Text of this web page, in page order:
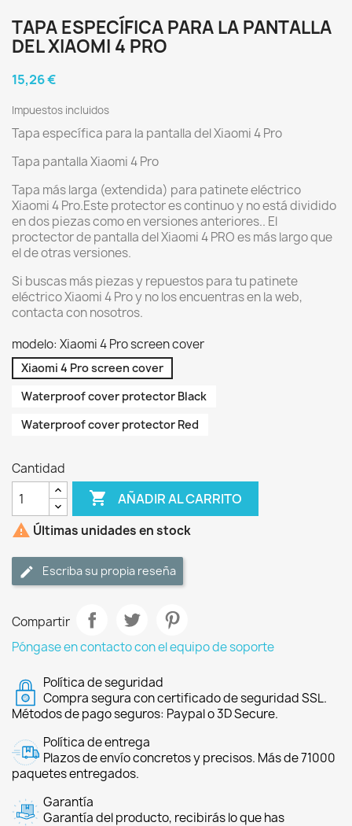
TAPA ESPECÍFICA PARA LA PANTALLA
DEL XIAOMI 4 PRO
15,26 €
Impuestos incluidos
Tapa específica para la pantalla del Xiaomi 4 Pro
Tapa pantalla Xiaomi 4 Pro
Tapa más larga (extendida) para patinete eléctrico
Xiaomi 4 Pro.Este protector es continuo y no está dividido
en dos piezas como en versiones anteriores.. El
proctector de pantalla del Xiaomi 4 PRO es más largo que
el de otras versiones.
Si buscas más piezas y repuestos para tu patinete
eléctrico Xiaomi 4 Pro y no los encuentras en la web,
contacta con nosotros.
modelo: Xiaomi 4 Pro screen cover
Xiaomi 4 Pro screen cover
Waterproof cover protector Black
Waterproof cover protector Red
Cantidad
 AÑADIR AL CARRITO
 Últimas unidades en stock
Escriba su propia reseña
Compartir
Póngase en contacto con el equipo de soporte
Política de seguridad
Compra segura con certificado de seguridad SSL.
Métodos de pago seguros: Paypal o 3D Secure.
Política de entrega
Plazos de envío concretos y precisos. Más de 71000
paquetes entregados.
Garantía
Garantía del producto, recibirás lo que has